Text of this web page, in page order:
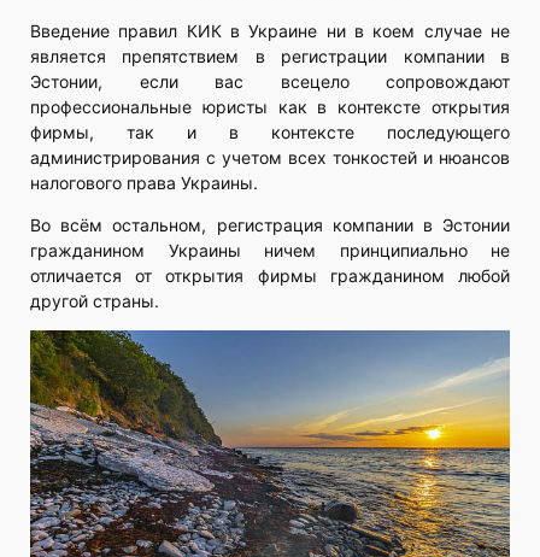
Введение правил КИК в Украине ни в коем случае не
является препятствием в регистрации компании в
Эстонии, если вас всецело сопровождают
профессиональные юристы как в контексте открытия
фирмы, так и в контексте последующего
администрирования с учетом всех тонкостей и нюансов
налогового права Украины.
Во всём остальном, регистрация компании в Эстонии
гражданином Украины ничем принципиально не
отличается от открытия фирмы гражданином любой
другой страны.